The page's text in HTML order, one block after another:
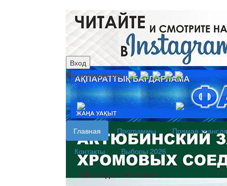
Вход
Мы в соц.сетях:
рус
каз
Главная Программы
Прямая
Контакты
Выборы 2026
Сегодня: 08.08.2026